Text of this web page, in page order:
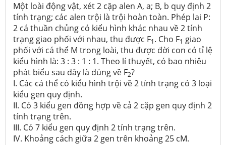
Một loài động vật, xét 2 cặp alen A, a; B, b quy định 2
tính trạng; các alen trội là trội hoàn toàn. Phép lai P:
2 cá thuần chủng có kiểu hình khác nhau về 2 tính
trạng giao phối với nhau, thu được F1. Cho F1 giao
phối với cá thể M trong loài, thu được đời con có tỉ lệ
kiểu hình là: 3 : 3 : 1 : 1. Theo lí thuyết, có bao nhiêu
phát biểu sau đây là đúng về F2?
I. Các cá thể có kiểu hình trội về 2 tính trạng có 3 loại
kiểu gen quy định.
II. Có 3 kiểu gen đồng hợp về cả 2 cặp gen quy định 2
tính trạng trên.
III. Có 7 kiểu gen quy định 2 tính trạng trên.
IV. Khoảng cách giữa 2 gen trên khoảng 25 cM.